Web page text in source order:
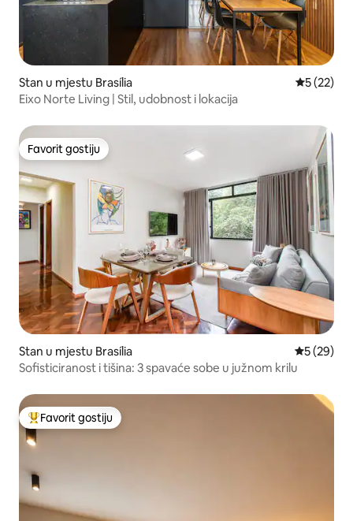
Stan u mjestu Brasília prosječna
5 (22)
Eixo Norte Living | Stil, udobnost i lokacija
Favorit gostiju
Favorit gostiju
Stan u mjestu Brasília prosječna
5 (29)
Sofisticiranost i tišina: 3 spavaće sobe u južnom krilu
Glavni favorit gostiju
Favorit gostiju